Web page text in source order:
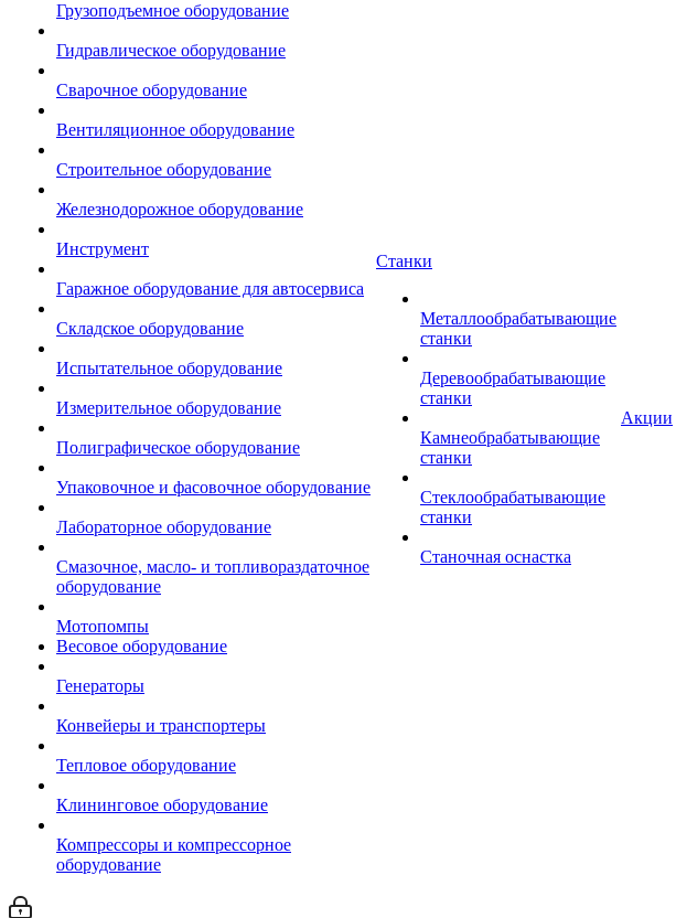
Грузоподъемное оборудование
Гидравлическое оборудование
Сварочное оборудование
Вентиляционное оборудование
Строительное оборудование
Железнодорожное оборудование
Инструмент
Гаражное оборудование для автосервиса
Складское оборудование
Испытательное оборудование
Измерительное оборудование
Полиграфическое оборудование
Упаковочное и фасовочное оборудование
Лабораторное оборудование
Смазочное, масло- и топливораздаточное
оборудование
Мотопомпы
Весовое оборудование
Генераторы
Конвейеры и транспортеры
Тепловое оборудование
Клининговое оборудование
Компрессоры и компрессорное
оборудование
Станки
Металлообрабатывающие
станки
Деревообрабатывающие
станки
Камнеобрабатывающие
станки
Стеклообрабатывающие
станки
Станочная оснастка
Акции